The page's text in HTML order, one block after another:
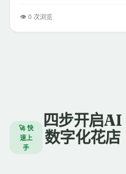
👁 0 次浏览
🚀 快
速上
手
四步开启AI
数字化花店